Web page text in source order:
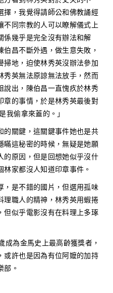
擇，我覺得請師公和佛教誦經
不同宗教的人可以瞭解儀式上
係幾乎是完全沒有辦法和解
昌不斷外遇，做生意失敗，
掃地，迫使林秀英沒辦法參加
秀英無法原諒無法放手，然而
說出，陳伯昌一直愧疚於林秀
章的事情，於是林秀英最後對
我偷拿來蓋的。」
的關鍵，這關鍵事件她也是共
瞞這秘密的時候，無疑是她願
的原因，但是回想她似乎沒什
家都沒人知道印章事件。
，是不錯的國片，但選用孤味
理職人的精神，林秀英用蝦捲
但似乎電影沒有在料理上多琢
成為金馬史上最高齡獲獎者，
或許也是因為有位阿嬤的加持
部。